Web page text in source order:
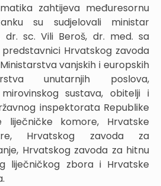
zahtijeva međuresornu
su sudjelovali ministar
dr. sc. Vili Beroš, dr. med. sa
Hrvatskog zavoda
vanjskih i europskih
unutarnjih poslova,
sustava, obitelji i
inspektorata Republike
liječničke komore, Hrvatske
Hrvatskog zavoda za
Hrvatskog zavoda za hitnu
liječničkog zbora i Hrvatske